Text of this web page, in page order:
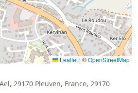
Leaflet| ©OpenStreetMap
29170 Pleuven, France, 29170